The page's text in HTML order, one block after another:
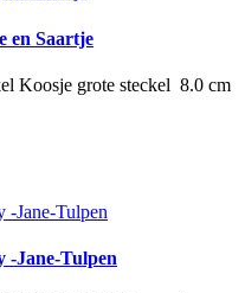
en Saartje
Koosje grote steckel 8.0 cm
-Jane-Tulpen